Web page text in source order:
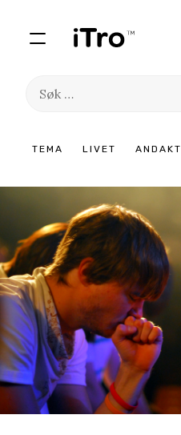
TEMA LIVET ANDAKT
Søk
innhold